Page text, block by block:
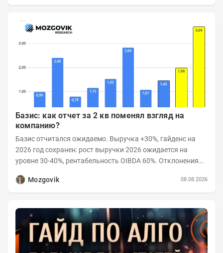
Базис: как отчет за 2 кв поменял взгляд на
компанию?
Базис отчитался ожидаемо. Выручка +30%, гайденс на
2026 год сохранен: рост выручки 2026 ожидается на
уровне 30-40%, рентабельность OIBDA 60%. Отклонения
Mozgovik
08.08.2026